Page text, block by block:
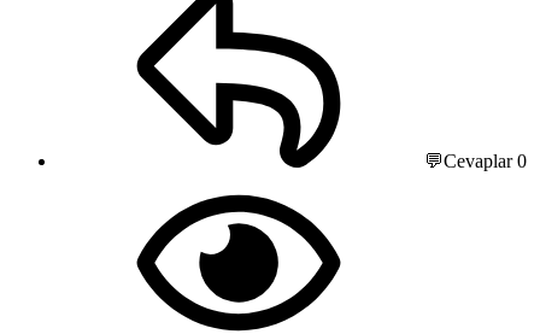
💬Cevaplar0